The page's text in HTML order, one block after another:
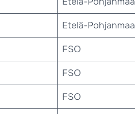
Etelä-Pohjanmaa
FSO
FSO
FSO